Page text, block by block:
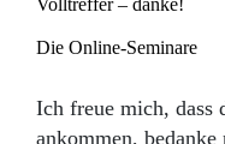
Die Online-Seminare
Ich freue mich, dass
ankommen,